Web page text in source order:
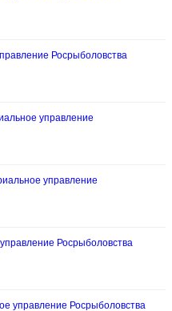
Росрыболовства
управление
управление
Росрыболовства
управление Росрыболовства